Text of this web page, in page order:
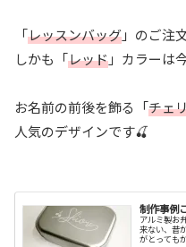
「レッスンバッグ」のご注
しかも「レッド」カラーは
お名前の前後を飾る「チェ
人気のデザインです🍒
制作事例
アルミ製お
来ない、昔
がとっても